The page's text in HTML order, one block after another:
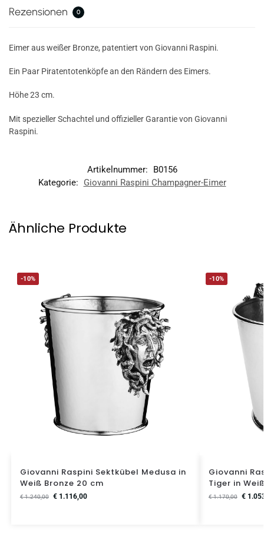
Rezensionen 0
Eimer aus weißer Bronze, patentiert von Giovanni Raspini.
Ein Paar Piratentotenköpfe an den Rändern des Eimers.
Höhe 23 cm.
Mit spezieller Schachtel und offizieller Garantie von Giovanni
Raspini.
Artikelnummer:
B0156
Kategorie:
Giovanni Raspini Champagner-Eimer
Ähnliche Produkte
-10%
Giovanni Raspini Sektkübel Medusa in
Weiß Bronze 20 cm
€1.240,00 €1.116,00
-10%
Giovanni
Tiger in
€1.170,00 €